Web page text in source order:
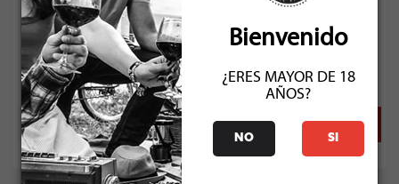
Caliterra Cabernet Sauvignon Reserva 2024
Socio: $5.751
Normal: $6.390
Stock: 6
Bienvenido
¿ERES MAYOR DE 18
AÑOS?
NO SI